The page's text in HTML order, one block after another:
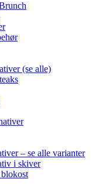
(se alle)
– se alle varianter
i skiver